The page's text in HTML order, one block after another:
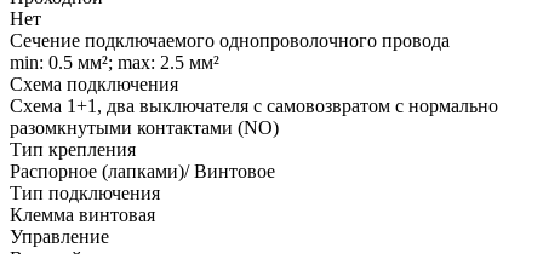
Нет
Сечение подключаемого однопроволочного провода
min: 0.5 мм²; max: 2.5 мм²
Схема подключения
Схема 1+1, два выключателя с самовозвратом с нормально
разомкнутыми контактами (NO)
Тип крепления
Распорное (лапками)/ Винтовое
Тип подключения
Клемма винтовая
Управление